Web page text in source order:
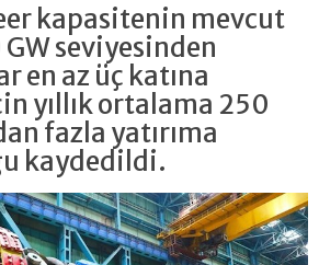
kapasitenin mevcut
seviyesinden
en az üç katına
yıllık ortalama 250
fazla yatırıma
kaydedildi.